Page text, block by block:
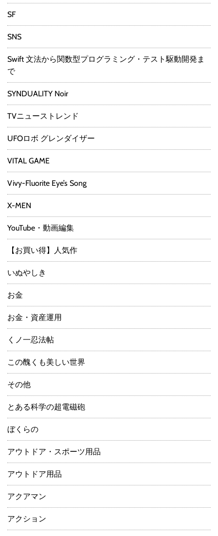
SF
SNS
Swift 文法から関数型プログラミング・テスト駆動開発ま
で
SYNDUALITY Noir
TVニューストレンド
UFOロボ グレンダイザー
VITAL GAME
Vivy-Fluorite Eye’s Song
X-MEN
YouTube・動画編集
【お買い得】人気作
いぬやしき
お金
お金・資産運用
くノ一忍法帖
この醜くも美しい世界
その他
とある科学の超電磁砲
ぼくらの
アウトドア・スポーツ用品
アウトドア用品
アクアマン
アクション